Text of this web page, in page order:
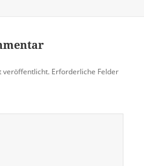
veröffentlicht. Erforderliche Felder